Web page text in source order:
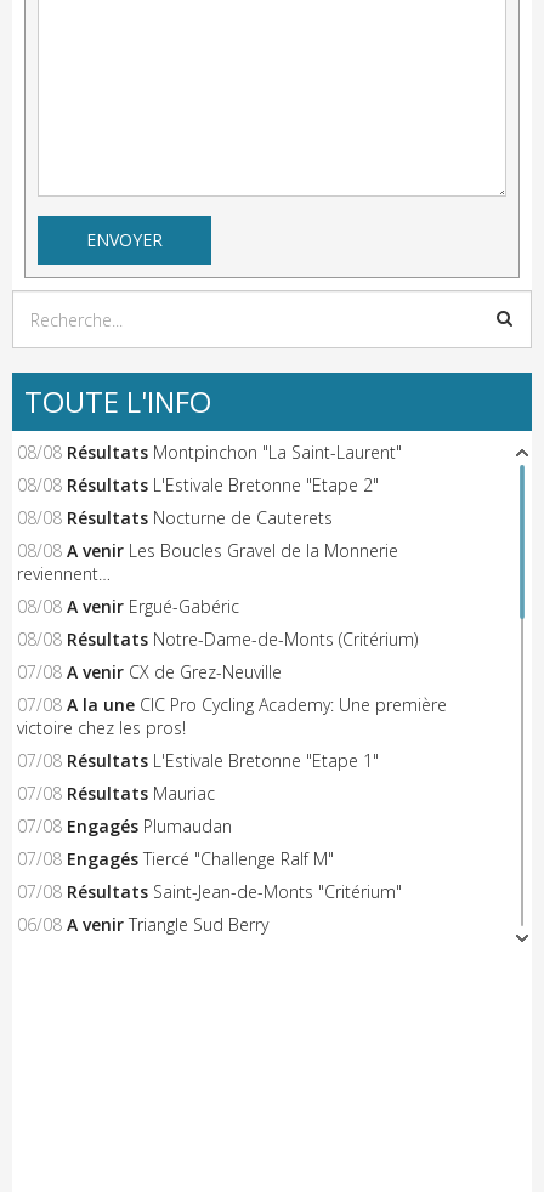
TOUTE L'INFO
08/08 Résultats Montpinchon "La Saint-Laurent"
08/08 Résultats L'Estivale Bretonne "Etape 2"
08/08 Résultats Nocturne de Cauterets
08/08 A venir Les Boucles Gravel de la Monnerie
reviennent…
08/08 A venir Ergué-Gabéric
08/08 Résultats Notre-Dame-de-Monts (Critérium)
07/08 A venir CX de Grez-Neuville
07/08 A la une CIC Pro Cycling Academy: Une première
victoire chez les pros!
07/08 Résultats L'Estivale Bretonne "Etape 1"
07/08 Résultats Mauriac
07/08 Engagés Plumaudan
07/08 Engagés Tiercé "Challenge Ralf M"
07/08 Résultats Saint-Jean-de-Monts "Critérium"
06/08 A venir Triangle Sud Berry